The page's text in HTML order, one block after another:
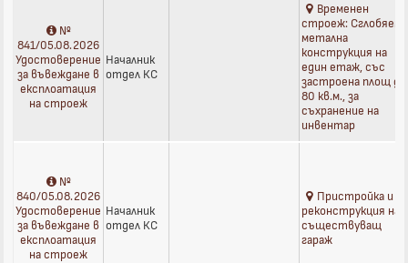
№
841/05.08.2026
Удостоверение
за въвеждане в
експлоатация
на строеж
Началник
отдел КС
Временен
строеж: Сглобяема
метална
конструкция на
един етаж, със
застроена площ до
80 кв.м., за
съхранение на
инвентар
№
840/05.08.2026
Удостоверение
за въвеждане в
експлоатация
на строеж
Началник
отдел КС
Пристройка и
реконструкция на
съществуващ
гараж